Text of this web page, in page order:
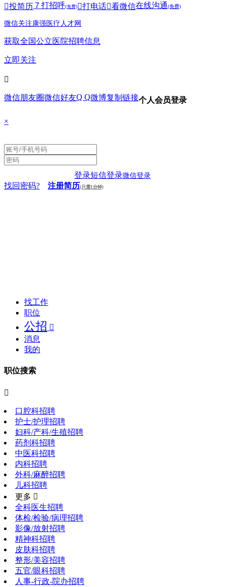
投简历 ７ 打招呼(免费) 打电话看微信在线沟通(免费)
微信关注康强医疗人才网
获取全国公立医院招聘信息
立即关注

微信朋友圈微信好友Q Q微博复制链接个人会员登录
×
登录短信登录微信登录
找回密码? 注册简历(只需1分钟)
找工作
职位
公招 
消息
我的
职位搜索

口腔科招聘
护士/护理招聘
妇科/产科/生殖招聘
药剂科招聘
中医科招聘
内科招聘
外科/麻醉招聘
儿科招聘
更多 
全科医生招聘
体检/检验/病理招聘
影像/放射招聘
精神科招聘
皮肤科招聘
整形/美容招聘
五官/眼科招聘
人事-行政-院办招聘